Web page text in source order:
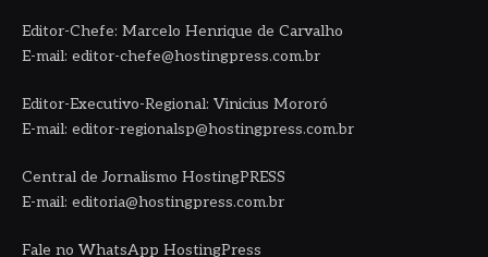
Editor-Chefe: Marcelo Henrique de Carvalho
E-mail: editor-chefe@hostingpress.com.br
Editor-Executivo-Regional: Vinicius Mororó
E-mail: editor-regionalsp@hostingpress.com.br
Central de Jornalismo HostingPRESS
E-mail: editoria@hostingpress.com.br
Fale no WhatsApp HostingPress